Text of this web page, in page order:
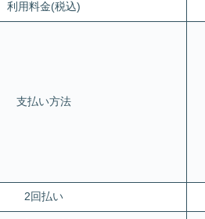
利用料金(税込)
支払い方法
2回払い